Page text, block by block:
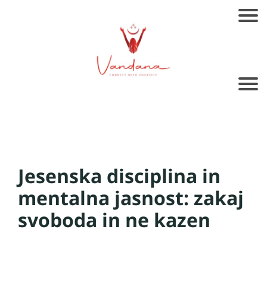
Jesenska disciplina in
mentalna jasnost: zakaj
svoboda in ne kazen